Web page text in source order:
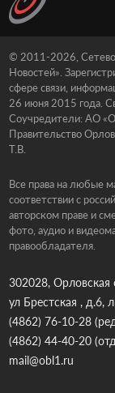
© 2011-2026,
Новостей».
сфере связи,
26 июня 2015 года.
Соучредители: АО
Правительство
Т.В.
Все права на любые
соответствии с
авторском праве и
фото, аудио и
правообладателя.
302028, Орловская
ул Брестская , д.6,
(4862) 76-10-28
(4862) 44-40-20
mail@obl1.ru